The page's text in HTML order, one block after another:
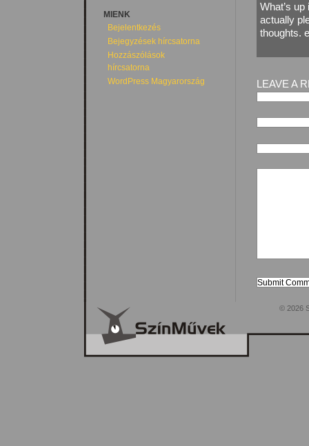
What’s
actually
thoughts.
LEAVE A
MIENK
Bejelentkezés
Bejegyzések hírcsatorna
Hozzászólások
hírcsatorna
WordPress Magyarország
© 2026